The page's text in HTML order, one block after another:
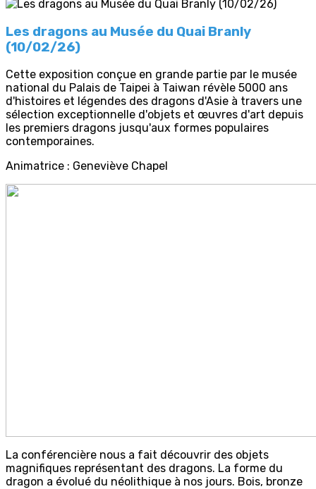
Les dragons au Musée du Quai Branly
(10/02/26)
Cette exposition conçue en grande partie par le musée
national du Palais de Taipei à Taiwan révèle 5000 ans
d'histoires et légendes des dragons d'Asie à travers une
sélection exceptionnelle d'objets et œuvres d'art depuis
les premiers dragons jusqu'aux formes populaires
contemporaines.
Animatrice : Geneviève Chapel
La conférencière nous a fait découvrir des objets
magnifiques représentant des dragons. La forme du
dragon a évolué du néolithique à nos jours. Bois, bronze